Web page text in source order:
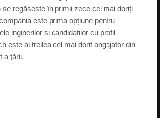
regăsește în primii zece cei mai doriți
este prima opțiune pentru
inginerilor și candidaților cu profil
este al treilea cel mai dorit angajator din
a țării.